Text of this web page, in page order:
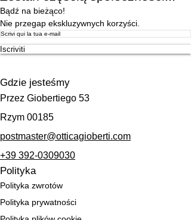
Bądź na bieżąco!
Nie przegap ekskluzywnych korzyści.
Iscriviti
Gdzie jesteśmy
Przez Giobertiego 53
Rzym 00185
postmaster@otticagioberti.com
+39 392-0309030
Polityka
Polityka zwrotów
Polityka prywatności